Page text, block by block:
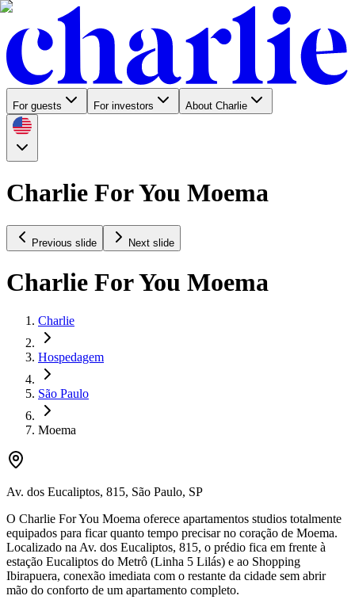
For guests For investors About Charlie
Charlie For You Moema
Previous slide Next slide
Charlie For You Moema
Charlie
Hospedagem
São Paulo
Moema
Av. dos Eucaliptos, 815, São Paulo, SP
O Charlie For You Moema oferece apartamentos studios totalmente
equipados para ficar quanto tempo precisar no coração de Moema.
Localizado na Av. dos Eucaliptos, 815, o prédio fica em frente à
estação Eucaliptos do Metrô (Linha 5 Lilás) e ao Shopping
Ibirapuera, conexão imediata com o restante da cidade sem abrir
mão do conforto de um apartamento completo.